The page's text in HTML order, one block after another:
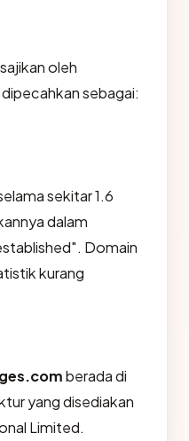
oleh
dipecahkan sebagai:
sekitar 1.6
dalam
Domain
kurang
berada di
yang disediakan
Limited.